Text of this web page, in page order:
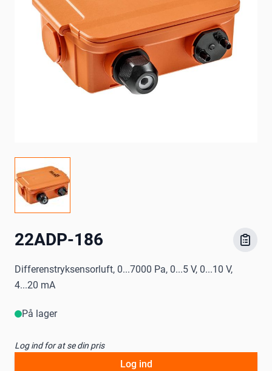
22ADP-186
Differenstryksensorluft, 0...7000 Pa, 0...5 V, 0...10 V,
4...20 mA
På lager
Log ind for at se din pris
Log ind